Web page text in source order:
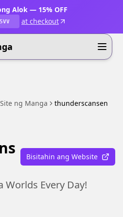
Alok — 15% OFF
at checkout
ng Manga thunderscansen
Bisitahin ang Website
Worlds Every Day!